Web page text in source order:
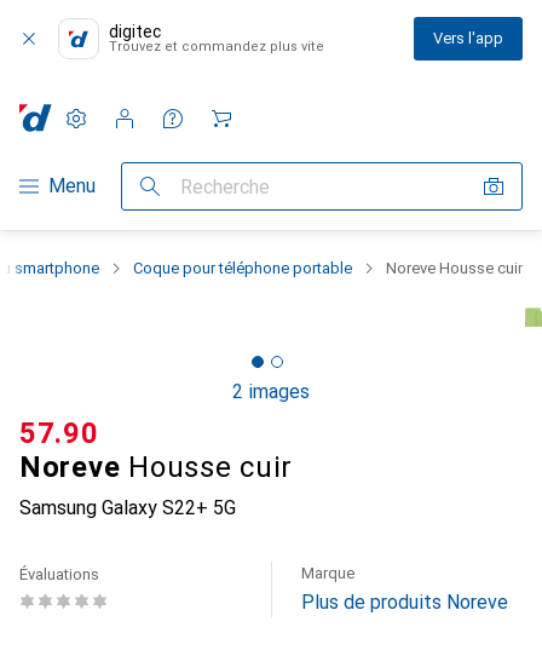
digitec
Trouvez et commandez plus vite Vers l'app
Navigation par catégorie
Menu Recherche
Paramètres
Compte client
Listes de comparaison
Listes d'envies
Panier
smartphone Coque pour téléphone portable Noreve Housse cuir
2 images
Noreve Housse cuir
Samsung Galaxy S22+ 5G
CHF
57.90
Évaluations Marque
Plus de produits Noreve